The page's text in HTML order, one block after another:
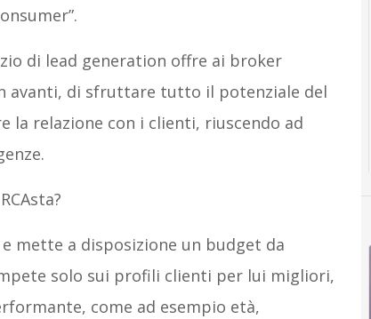
di lead generation offre ai broker
avanti, di sfruttare tutto il potenziale del
relazione con i clienti, riuscendo ad
mette a disposizione un budget da
solo sui profili clienti per lui migliori,
come ad esempio età,